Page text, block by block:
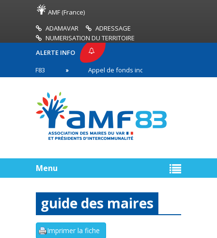
AMF (France)
ADAMAVAR
ADRESSAGE
NUMERISATION DU TERRITOIRE
ALERTE INFO
Appel de fonds incendies de forêt
première ligne
Menu
guide des maires